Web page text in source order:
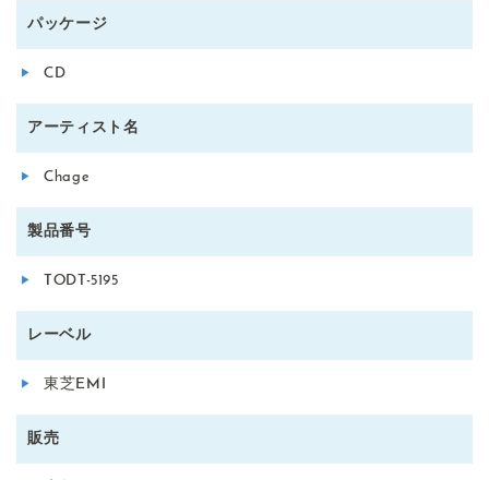
パッケージ
CD
アーティスト名
Chage
製品番号
TODT-5195
レーベル
東芝EMI
販売